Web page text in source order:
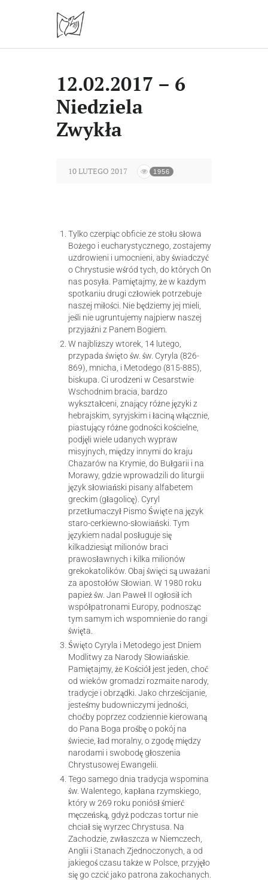
12.02.2017 – 6
Niedziela
Zwykła
10 LUTEGO 2017 1956
Tylko czerpiąc obficie ze stołu słowa
Bożego i eucharystycznego, zostajemy
uzdrowieni i umocnieni, aby świadczyć
o Chrystusie wśród tych, do których On
nas posyła. Pamiętajmy, że w każdym
spotkaniu drugi człowiek potrzebuje
naszej miłości. Nie będziemy jej mieli,
jeśli nie ugruntujemy najpierw naszej
przyjaźni z Panem Bogiem.
W najbliższy wtorek, 14 lutego,
przypada święto św. św. Cyryla (826-
869), mnicha, i Metodego (815-885),
biskupa. Ci urodzeni w Cesarstwie
Wschodnim bracia, bardzo
wykształceni, znający różne języki z
hebrajskim, syryjskim i łaciną włącznie,
piastujący różne godności kościelne,
podjęli wiele udanych wypraw
misyjnych, między innymi do kraju
Chazarów na Krymie, do Bułgarii i na
Morawy, gdzie wprowadzili do liturgii
język słowiański pisany alfabetem
greckim (głagolicę). Cyryl
przetłumaczył Pismo Święte na język
staro-cerkiewno-słowiański. Tym
językiem nadal posługuje się
kilkadziesiąt milionów braci
prawosławnych i kilka milionów
grekokatolików. Obaj święci są uważani
za apostołów Słowian. W 1980 roku
papież św. Jan Paweł II ogłosił ich
współpatronami Europy, podnosząc
tym samym ich wspomnienie do rangi
święta.
Święto Cyryla i Metodego jest Dniem
Modlitwy za Narody Słowiańskie.
Pamiętajmy, że Kościół jest jeden, choć
od wieków gromadzi rozmaite narody,
tradycje i obrządki. Jako chrześcijanie,
jesteśmy budowniczymi jedności,
choćby poprzez codziennie kierowaną
do Pana Boga prośbę o pokój na
świecie, ład moralny, o zgodę między
narodami i swobodę głoszenia
Chrystusowej Ewangelii.
Tego samego dnia tradycja wspomina
św. Walentego, kapłana rzymskiego,
który w 269 roku poniósł śmierć
męczeńską, gdyż podczas tortur nie
chciał się wyrzec Chrystusa. Na
Zachodzie, zwłaszcza w Niemczech,
Anglii i Stanach Zjednoczonych, a od
jakiegoś czasu także w Polsce, przyjęło
się go czcić jako patrona zakochanych.